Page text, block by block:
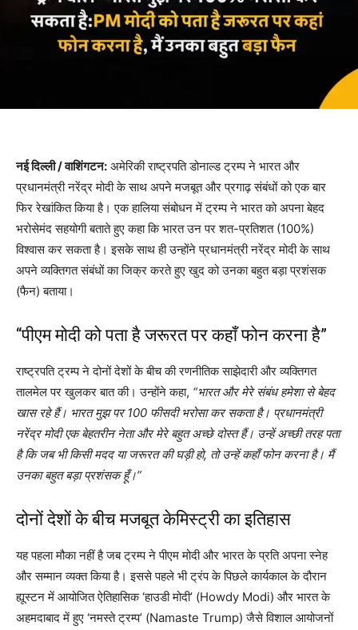
नई दिल्ली / वाशिंगटन: अमेरिकी राष्ट्रपति डोनाल्ड ट्रम्प ने भारत और
प्रधानमंत्री नरेंद्र मोदी के साथ अपने मजबूत और प्रगाढ़ संबंधों को एक बार
फिर रेखांकित किया है। एक हालिया संबोधन में ट्रम्प ने भारत को अपना बेहद
भरोसेमंद सहयोगी बताते हुए कहा कि भारत उन पर शत-प्रतिशत (100%)
विश्वास कर सकता है। इसके साथ ही उन्होंने प्रधानमंत्री नरेंद्र मोदी के साथ
अपने व्यक्तिगत संबंधों का जिक्र करते हुए खुद को उनका बहुत बड़ा प्रशंसक
(फैन) बताया।
“पीएम मोदी को पता है जरूरत पर कहाँ फोन करना है”
राष्ट्रपति ट्रम्प ने दोनों देशों के बीच की रणनीतिक साझेदारी और व्यक्तिगत
तालमेल पर खुलकर बात की। उन्होंने कहा, “भारत और मेरे संबंध हमेशा से बेहद
खास रहे हैं। भारत मुझ पर 100 फीसदी भरोसा कर सकता है। प्रधानमंत्री
नरेंद्र मोदी एक बेहतरीन नेता और मेरे बहुत अच्छे दोस्त हैं। उन्हें अच्छी तरह पता
है कि जब भी किसी मदद या जरूरत की घड़ी हो, तो उन्हें कहाँ फोन करना है। मैं
उनका बहुत बड़ा प्रशंसक हूँ।”
दोनों देशों के बीच मजबूत केमिस्ट्री का इतिहास
यह पहला मौका नहीं है जब ट्रम्प ने पीएम मोदी और भारत के प्रति अपना स्नेह
और सम्मान व्यक्त किया है। इससे पहले भी ट्रंप के पिछले कार्यकाल के दौरान
ह्यूस्टन में आयोजित ऐतिहासिक ‘हाउडी मोदी’ (Howdy Modi) और भारत के
अहमदाबाद में हुए ‘नमस्ते ट्रम्प’ (Namaste Trump) जैसे विशाल आयोजनों